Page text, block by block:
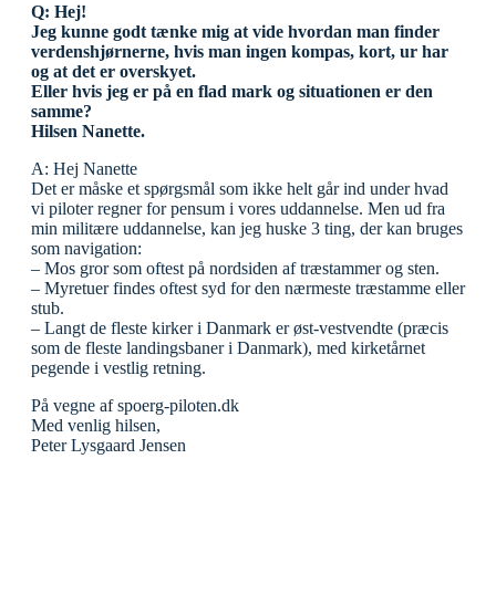
Q: Hej!
Jeg kunne godt tænke mig at vide hvordan man finder
verdenshjørnerne, hvis man ingen kompas, kort, ur har
og at det er overskyet.
Eller hvis jeg er på en flad mark og situationen er den
samme?
Hilsen Nanette.
A: Hej Nanette
Det er måske et spørgsmål som ikke helt går ind under hvad
vi piloter regner for pensum i vores uddannelse. Men ud fra
min militære uddannelse, kan jeg huske 3 ting, der kan bruges
som navigation:
– Mos gror som oftest på nordsiden af træstammer og sten.
– Myretuer findes oftest syd for den nærmeste træstamme eller
stub.
– Langt de fleste kirker i Danmark er øst-vestvendte (præcis
som de fleste landingsbaner i Danmark), med kirketårnet
pegende i vestlig retning.
På vegne af spoerg-piloten.dk
Med venlig hilsen,
Peter Lysgaard Jensen